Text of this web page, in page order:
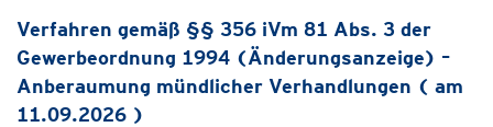
Verfahren gemäß §§ 356 iVm 81 Abs. 3 der
Gewerbeordnung 1994 (Änderungsanzeige) –
Anberaumung mündlicher Verhandlungen ( am
11.09.2026 )